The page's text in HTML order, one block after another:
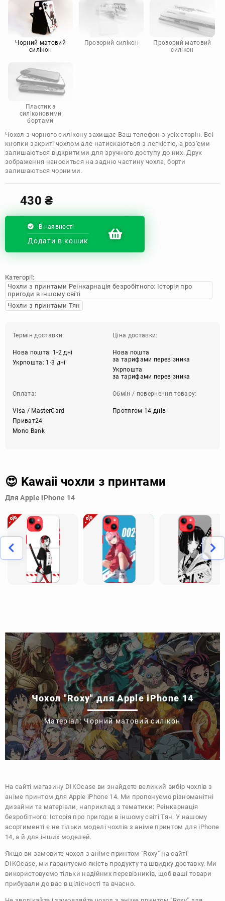
Motorola
Чорний матовий
силікон
Прозорий силікон
Прозорий матовий
силікон
Пластик з
силіконовими
бортами
Чохол з чорного силікону захищає Ваш телефон з усіх сторін. Всі
кнопки закриті чохлом але натискаються з легкістю, а роз'єми
залишаються відкритими для зручного доступу до них. Друк
зображення наноситься на задню частину чохла, борти
залишаються чорними.
430₴
В наявності
Додати в кошик
Категорії:
Чохли з принтами Реінкарнація безробітного: Історія про
пригоди в іншому світі
Чохли з принтами Тян
Термін доставки:
Нова пошта: 1-2 дні
Укрпошта: 1-3 дні
Ціна доставки:
Нова пошта
за тарифами перевізника
Укрпошта
за тарифами перевізника
Оплата:
Visa / MasterCard
Приват24
Mono Bank
Обмін / повернення товару:
Протягом 14 днів
😍 Kawaii чохли з принтами
Для Apple iPhone 14
Чохол "Roxy" для Apple iPhone 14
Матеріал: Чорний матовий силікон
На сайті магазину DIKOcase ви знайдете великий вибір чохлів з
аніме принтом для Apple iPhone 14. Ми пропонуємо різноманітні
дизайни та матеріали, наприклад з тематики: Реінкарнація
безробітного: Історія про пригоди в іншому світі Тян. У нашому
асортименті є не тільки моделі чохлів з аніме принтом для iPhone
14, а й для інших моделей.
Якщо ви замовите чохол з аніме принтом "Roxy" на сайті
DIKOcase, ми гарантуємо якість продукту та швидку доставку. Ми
використовуємо тільки надійних перевізників, щоб ваші товари
прибували до вас в цілісності та вчасно.